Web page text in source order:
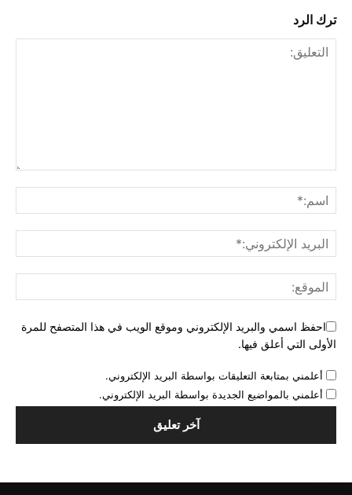
ترك الرد
احفظ اسمي والبريد الإلكتروني وموقع الويب في هذا المتصفح للمرة
الأولى التي أعلق فيها.
أعلمني بمتابعة التعليقات بواسطة البريد الإلكتروني.
أعلمني بالمواضيع الجديدة بواسطة البريد الإلكتروني.